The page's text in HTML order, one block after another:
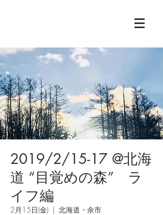
2019/2/15-17 @北海
道 “目覚めの森” ラ
イフ編
2月15日(金)
  |
北海道・余市